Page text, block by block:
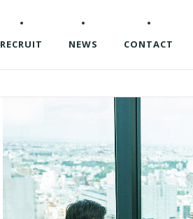
RECRUIT NEWS CONTACT
企業情報